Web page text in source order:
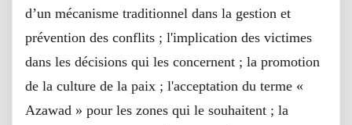
d’un mécanisme traditionnel dans la gestion et
prévention des conflits ; l'implication des victimes
dans les décisions qui les concernent ; la promotion
de la culture de la paix ; l'acceptation du terme «
Azawad » pour les zones qui le souhaitent ; la